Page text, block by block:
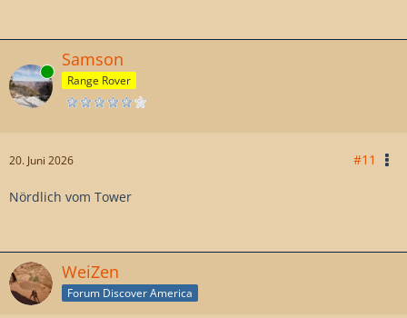
Online
Samson
Range Rover
20. Juni 2026 #11
Nördlich vom Tower
WeiZen
Forum Discover America